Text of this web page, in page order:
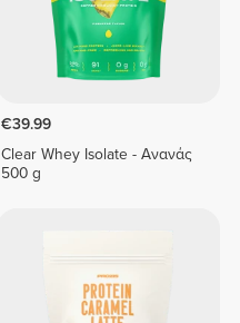
€39.99
Clear Whey Isolate - Ανανάς
500 g